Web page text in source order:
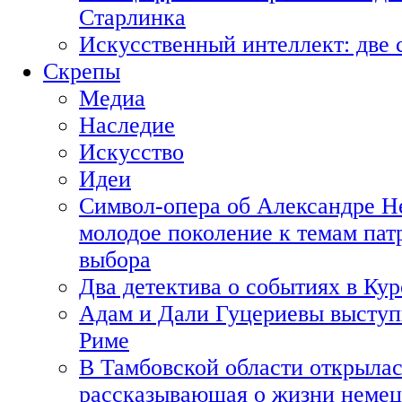
Старлинка
Искусственный интеллект:
Скрепы
Медиа
Наследие
Искусство
Идеи
Символ-опера об Александре
молодое поколение к темам
выбора
Два детектива о событиях в
Адам и Дали Гуцериевы
Риме
В Тамбовской области
рассказывающая о жизни